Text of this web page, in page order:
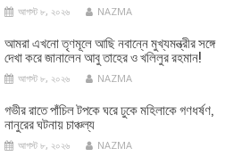
আগস্ট ৮, ২০২৬ NAZMA
আমরা এখনো তৃণমূলে আছি নবান্নে মুখ্যমন্ত্রীর সঙ্গে
দেখা করে জানালেন আবু তাহের ও খলিলুর রহমান!
আগস্ট ৮, ২০২৬ NAZMA
গভীর রাতে পাঁচিল টপকে ঘরে ঢুকে মহিলাকে গণধর্ষণ,
নানুরের ঘটনায় চাঞ্চল্য
আগস্ট ৮, ২০২৬ NAZMA